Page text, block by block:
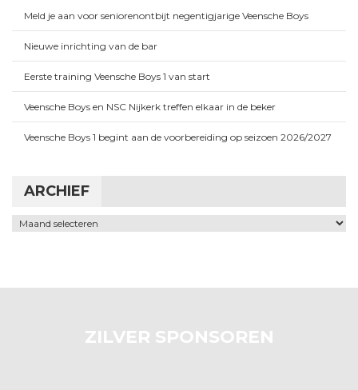
Meld je aan voor seniorenontbijt negentigjarige Veensche Boys
Nieuwe inrichting van de bar
Eerste training Veensche Boys 1 van start
Veensche Boys en NSC Nijkerk treffen elkaar in de beker
Veensche Boys 1 begint aan de voorbereiding op seizoen 2026/2027
ARCHIEF
Archief
ZILVER SPONSOREN